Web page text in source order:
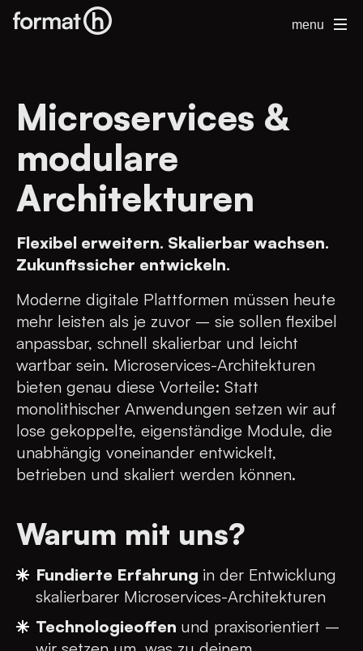
menu
Microservices &
modulare
Architekturen
Flexibel erweitern. Skalierbar wachsen.
Zukunftssicher entwickeln.
Moderne digitale Plattformen müssen heute
mehr leisten als je zuvor – sie sollen flexibel
anpassbar, schnell skalierbar und leicht
wartbar sein. Microservices-Architekturen
bieten genau diese Vorteile: Statt
monolithischer Anwendungen setzen wir auf
lose gekoppelte, eigenständige Module, die
unabhängig voneinander entwickelt,
betrieben und skaliert werden können.
Warum mit uns?
Fundierte Erfahrung in der Entwicklung
skalierbarer Microservices-Architekturen
Technologieoffen und praxisorientiert –